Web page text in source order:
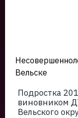
Вельске
Подростка
виновником
Вельского